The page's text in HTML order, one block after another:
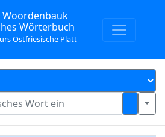
Wörterbuch
Ostfriesische Platt